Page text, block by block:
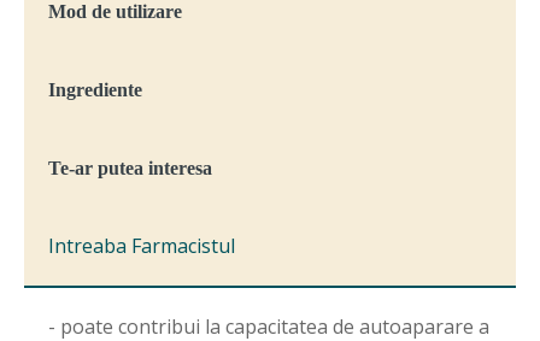
Mod de utilizare
Ingrediente
Te-ar putea interesa
Intreaba Farmacistul
- poate contribui la capacitatea de autoaparare a